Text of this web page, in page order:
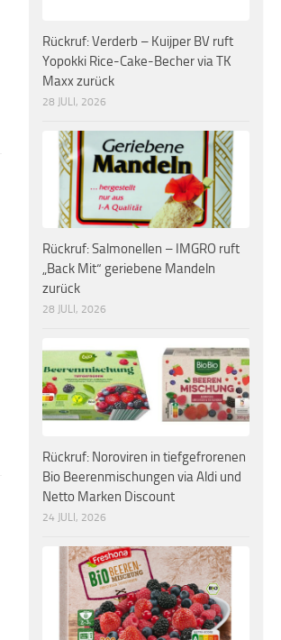
Rückruf: Verderb – Kuijper BV ruft
Yopokki Rice-Cake-Becher via TK
Maxx zurück
28 JULI, 2026
Rückruf: Salmonellen – IMGRO ruft
„Back Mit“ geriebene Mandeln
zurück
28 JULI, 2026
Rückruf: Noroviren in tiefgefrorenen
Bio Beerenmischungen via Aldi und
Netto Marken Discount
24 JULI, 2026